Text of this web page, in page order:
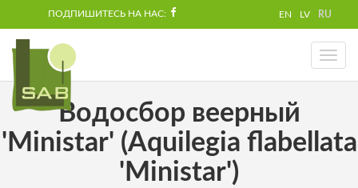
ПОДПИШИТЕСЬ НА НАС: EN LV RU
Toggle
Водосбор веерный
'Ministar' (Aquilegia flabellata
'Ministar')